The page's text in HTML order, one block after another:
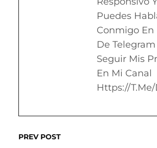
Puedes
Conmigo En
De
Seguir Mis
En Mi Canal
Https://
PREV POST